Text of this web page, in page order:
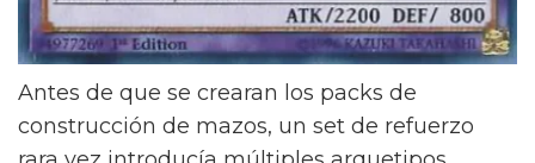
Antes de que se crearan los packs de
construcción de mazos, un set de refuerzo